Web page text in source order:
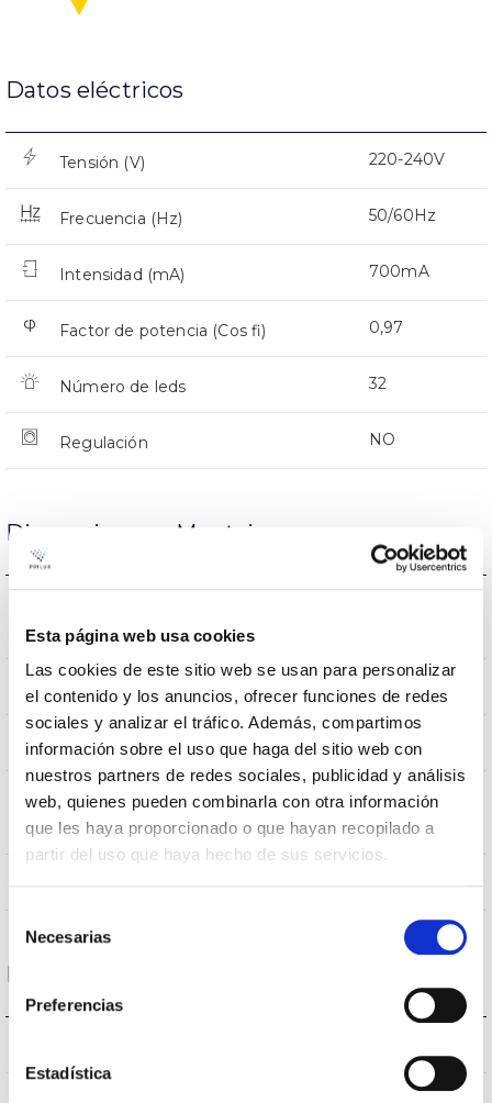
Esta página web usa cookies
Las cookies de este sitio web se usan para personalizar
el contenido y los anuncios, ofrecer funciones de redes
sociales y analizar el tráfico. Además, compartimos
información sobre el uso que haga del sitio web con
nuestros partners de redes sociales, publicidad y análisis
web, quienes pueden combinarla con otra información
que les haya proporcionado o que hayan recopilado a
partir del uso que haya hecho de sus servicios.
consentimiento
Necesarias
Preferencias
Estadística
Datos eléctricos
Tensión (V) 220-240V
Frecuencia (Hz) 50/60Hz
Intensidad (mA) 700mA
Factor de potencia (Cos fi) 0,97
Número de leds 32
Regulación NO
Dimensiones y Montaje
Viento
Peso 0.006900000000000001Kg
Dimensiones 478x468x546mm
Posición de
montaje
MONTAJE EN BACULO,MONTAJE
EN POSTE
Datos ópticos